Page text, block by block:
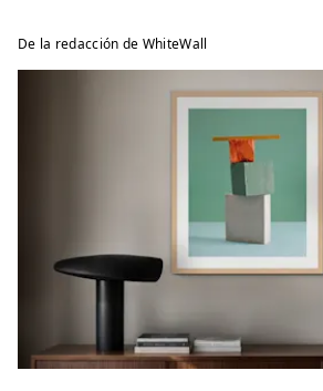
De la redacción de WhiteWall